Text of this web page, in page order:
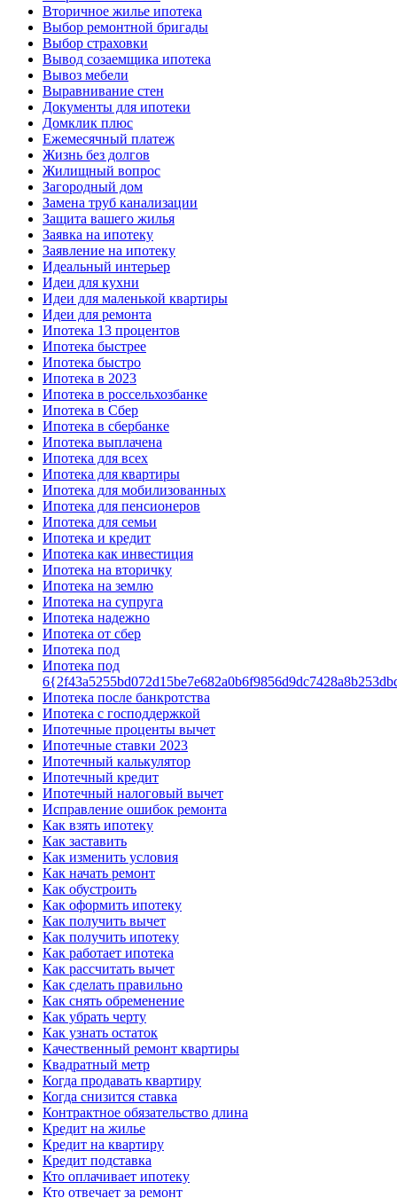
Вторичное жилье ипотека
Выбор ремонтной бригады
Выбор страховки
Вывод созаемщика ипотека
Вывоз мебели
Выравнивание стен
Документы для ипотеки
Домклик плюс
Ежемесячный платеж
Жизнь без долгов
Жилищный вопрос
Загородный дом
Замена труб канализации
Защита вашего жилья
Заявка на ипотеку
Заявление на ипотеку
Идеальный интерьер
Идеи для кухни
Идеи для маленькой квартиры
Идеи для ремонта
Ипотека 13 процентов
Ипотека быстрее
Ипотека быстро
Ипотека в 2023
Ипотека в россельхозбанке
Ипотека в Сбер
Ипотека в сбербанке
Ипотека выплачена
Ипотека для всех
Ипотека для квартиры
Ипотека для мобилизованных
Ипотека для пенсионеров
Ипотека для семьи
Ипотека и кредит
Ипотека как инвестиция
Ипотека на вторичку
Ипотека на землю
Ипотека на супруга
Ипотека надежно
Ипотека от сбер
Ипотека под
Ипотека под
Ипотека после банкротства
Ипотека с господдержкой
Ипотечные проценты вычет
Ипотечные ставки 2023
Ипотечный калькулятор
Ипотечный кредит
Ипотечный налоговый вычет
Исправление ошибок ремонта
Как взять ипотеку
Как заставить
Как изменить условия
Как начать ремонт
Как обустроить
Как оформить ипотеку
Как получить вычет
Как получить ипотеку
Как работает ипотека
Как рассчитать вычет
Как сделать правильно
Как снять обременение
Как убрать черту
Как узнать остаток
Качественный ремонт квартиры
Квадратный метр
Когда продавать квартиру
Когда снизится ставка
Контрактное обязательство длина
Кредит на жилье
Кредит на квартиру
Кредит подставка
Кто оплачивает ипотеку
Кто отвечает за ремонт